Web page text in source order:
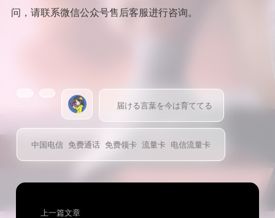
问，请联系微信公众号售后客服进行咨询。
届ける言葉を今は育ててる
中国电信 免费通话 免费领卡 流量卡 电信流量卡
上一篇文章